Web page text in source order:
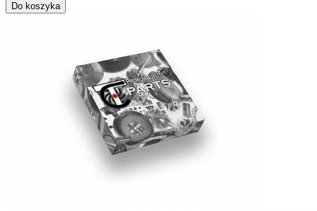
Do koszyka